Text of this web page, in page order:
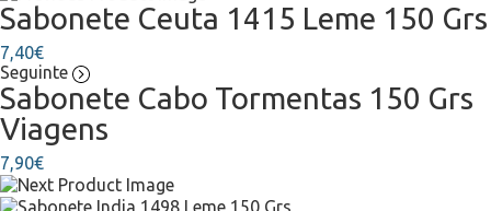
Sabonete Ceuta 1415 Leme 150 Grs
7,40€
Seguinte
Sabonete Cabo Tormentas 150 Grs
Viagens
7,90€